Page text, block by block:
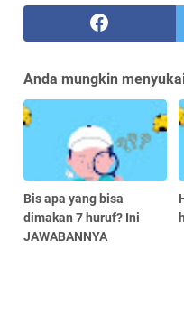
Anda mungkin
Bis apa yang bisa
dimakan 7 huruf? Ini
JAWABANNYA